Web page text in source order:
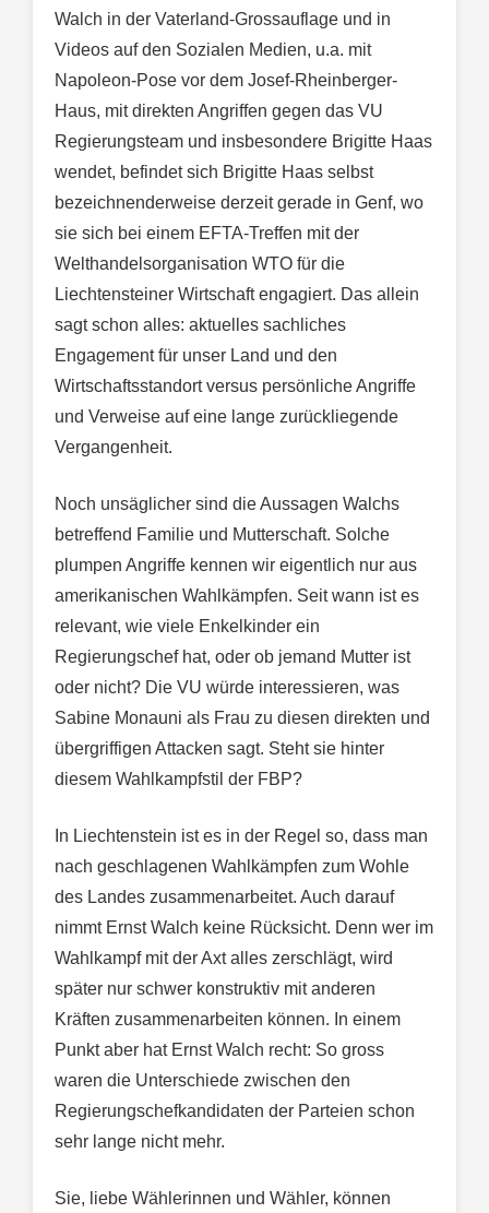
Walch in der Vaterland-Grossauflage und in
Videos auf den Sozialen Medien, u.a. mit
Napoleon-Pose vor dem Josef-Rheinberger-
Haus, mit direkten Angriffen gegen das VU
Regierungsteam und insbesondere Brigitte Haas
wendet, befindet sich Brigitte Haas selbst
bezeichnenderweise derzeit gerade in Genf, wo
sie sich bei einem EFTA-Treffen mit der
Welthandelsorganisation WTO für die
Liechtensteiner Wirtschaft engagiert. Das allein
sagt schon alles: aktuelles sachliches
Engagement für unser Land und den
Wirtschaftsstandort versus persönliche Angriffe
und Verweise auf eine lange zurückliegende
Vergangenheit.
Noch unsäglicher sind die Aussagen Walchs
betreffend Familie und Mutterschaft. Solche
plumpen Angriffe kennen wir eigentlich nur aus
amerikanischen Wahlkämpfen. Seit wann ist es
relevant, wie viele Enkelkinder ein
Regierungschef hat, oder ob jemand Mutter ist
oder nicht? Die VU würde interessieren, was
Sabine Monauni als Frau zu diesen direkten und
übergriffigen Attacken sagt. Steht sie hinter
diesem Wahlkampfstil der FBP?
In Liechtenstein ist es in der Regel so, dass man
nach geschlagenen Wahlkämpfen zum Wohle
des Landes zusammenarbeitet. Auch darauf
nimmt Ernst Walch keine Rücksicht. Denn wer im
Wahlkampf mit der Axt alles zerschlägt, wird
später nur schwer konstruktiv mit anderen
Kräften zusammenarbeiten können. In einem
Punkt aber hat Ernst Walch recht: So gross
waren die Unterschiede zwischen den
Regierungschefkandidaten der Parteien schon
sehr lange nicht mehr.
Sie, liebe Wählerinnen und Wähler, können